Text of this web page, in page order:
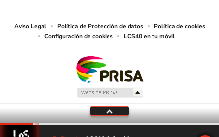
Aviso Legal Política de Protección de datos
Política de cookies
Configuración de cookies
LOS40 en tu móvil